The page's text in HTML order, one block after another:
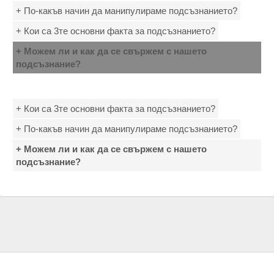
+ По-какъв начин да манипулираме подсъзнанието?
+ Кои са 3те основни факта за подсъзнанието?
+ Можем ли и как да се свържем с нашето
подсъзнание?
+ Кои са 3те основни факта за подсъзнанието?
+ По-какъв начин да манипулираме подсъзнанието?
+ Можем ли и как да се свържем с нашето
подсъзнание?